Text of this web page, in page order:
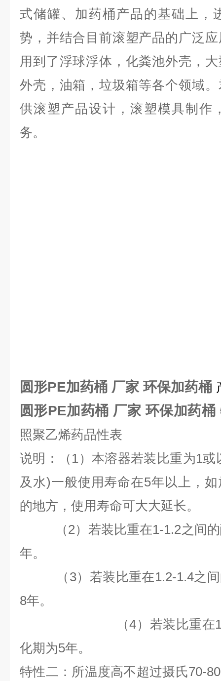
式储罐、加药桶产品的基础上，
势，并结合目前滚塑产品的广泛
用到了浮球浮体，化粪池外壳，
外壳，油箱，垃圾箱等各个领域
供滚塑产品设计，滚塑模具制作
务。
圆形PE加药桶 厂家 环保加药桶
圆形PE加药桶 厂家 环保加药桶
照聚乙烯药品性表
说明：（1）本溶器若装比重为1
及水)一般使用寿命在5年以上，
的地方，使用寿命可大大延长。
（2）若装比重在1-1.2之间的
年。
（3）若装比重在1.2-1.4之间
8年。
（4）若装比重在1.4以
化期为5年。
特性二：所温度高不超过摄氏70-